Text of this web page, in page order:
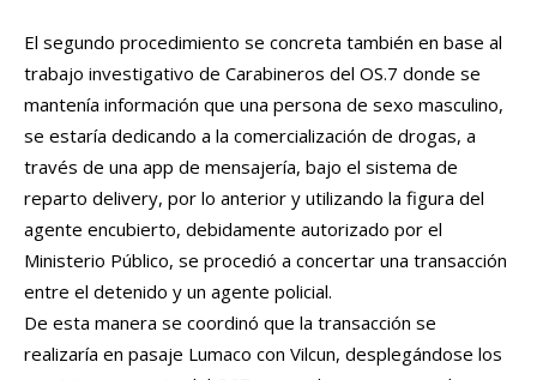
El segundo procedimiento se concreta también en base al
trabajo investigativo de Carabineros del OS.7 donde se
mantenía información que una persona de sexo masculino,
se estaría dedicando a la comercialización de drogas, a
través de una app de mensajería, bajo el sistema de
reparto delivery, por lo anterior y utilizando la figura del
agente encubierto, debidamente autorizado por el
Ministerio Público, se procedió a concertar una transacción
entre el detenido y un agente policial.
De esta manera se coordinó que la transacción se
realizaría en pasaje Lumaco con Vilcun, desplegándose los